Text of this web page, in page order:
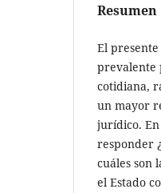
Resumen
El
prevalente
cotidiana,
un mayor
jurídico.
responder
cuáles son
el Estado